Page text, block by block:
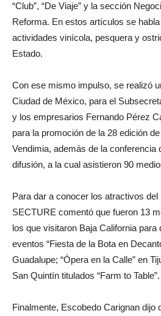
“Club”, “De Viaje” y la sección
Reforma. En estos artículos se
actividades vinícola, pesquera y
Estado.
Con ese mismo impulso, se realizó
Ciudad de México, para el
y los empresarios Fernando Pérez
para la promoción de la 28 edición
Vendimia, además de la conferencia
difusión, a la cual asistieron 90
Para dar a conocer los atractivos del
SECTURE comentó que fueron 13
los que visitaron Baja California para
eventos “Fiesta de la Bota en
Guadalupe; “Ópera en la Calle” en
San Quintín titulados “Farm to Table”.
Finalmente, Escobedo Carignan dijo